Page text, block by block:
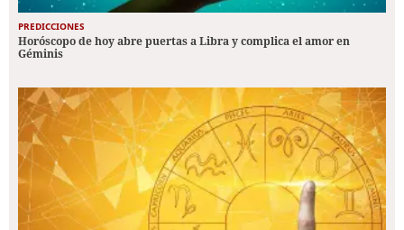
PREDICCIONES
Horóscopo de hoy abre puertas a Libra y complica el amor en
Géminis